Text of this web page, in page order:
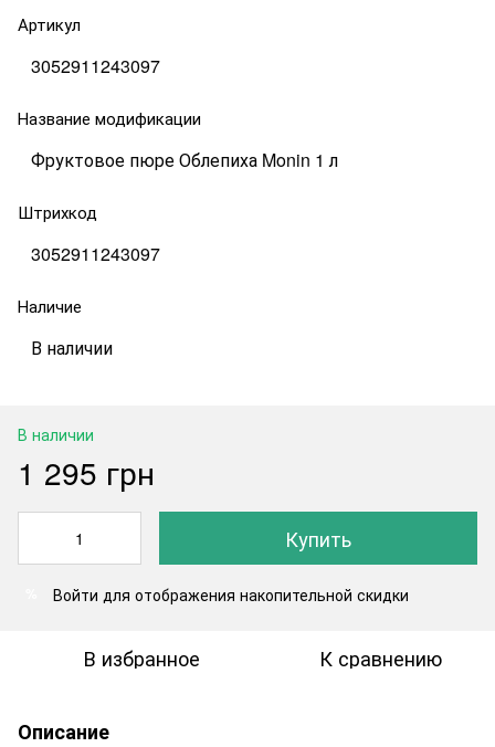
Артикул
3052911243097
Название модификации
Фруктовое пюре Облепиха Monin 1 л
Штрихкод
3052911243097
Наличие
В наличии
В наличии
1 295 грн
Купить
Войти для отображения накопительной скидки
В избранное К сравнению
Описание